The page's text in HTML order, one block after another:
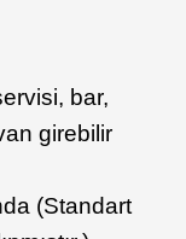
bar,
girebilir
(Standart